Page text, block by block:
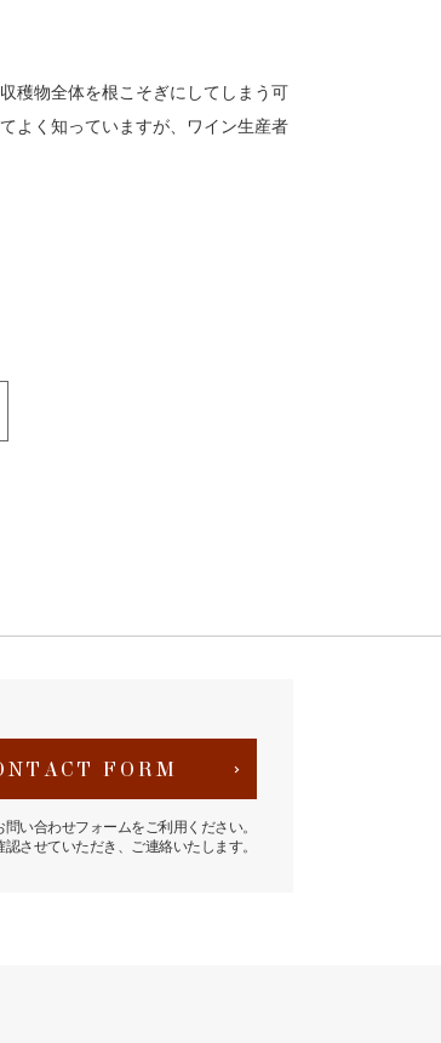
穫物全体を根こそぎにしてしまう可
よく知っていますが、ワイン生産者
FORM
い合わせフォームをご利用ください。
させていただき、ご連絡いたします。